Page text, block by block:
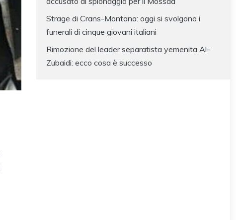
Strage di Crans-Montana: oggi si svolgono i
funerali di cinque giovani italiani
Rimozione del leader separatista yemenita Al-
Zubaidi: ecco cosa è successo